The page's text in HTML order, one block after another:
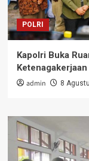
POLRI
Kapolri Buka
admin 8